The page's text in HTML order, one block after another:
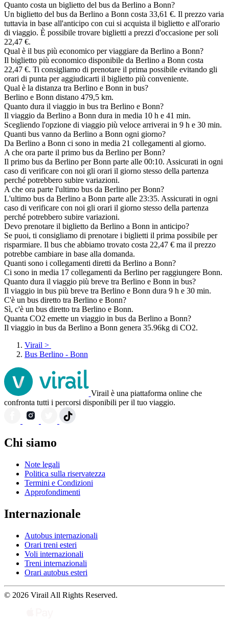
Quanto costa un biglietto del bus da Berlino a Bonn?
Un biglietto del bus da Berlino a Bonn costa 33,61 €. Il prezzo varia
tuttavia in base all'anticipo con cui si acquista il biglietto e all'orario
di viaggio. È possibile trovare biglietti a prezzi d'occasione per soli
22,47 €.
Qual è il bus più economico per viaggiare da Berlino a Bonn?
Il biglietto più economico disponibile da Berlino a Bonn costa
22,47 €. Ti consigliamo di prenotare il prima possibile evitando gli
orari di punta per aggiudicarti il biglietto più conveniente.
Qual è la distanza tra Berlino e Bonn in bus?
Berlino e Bonn distano 479,5 km.
Quanto dura il viaggio in bus tra Berlino e Bonn?
Il viaggio da Berlino a Bonn dura in media 10 h e 41 min.
Scegliendo l'opzione di viaggio più veloce arriverai in 9 h e 30 min.
Quanti bus vanno da Berlino a Bonn ogni giorno?
Da Berlino a Bonn ci sono in media 21 collegamenti al giorno.
A che ora parte il primo bus da Berlino per Bonn?
Il primo bus da Berlino per Bonn parte alle 00:10. Assicurati in ogni
caso di verificare con noi gli orari il giorno stesso della partenza
perché potrebbero subire variazioni.
A che ora parte l'ultimo bus da Berlino per Bonn?
L'ultimo bus da Berlino a Bonn parte alle 23:35. Assicurati in ogni
caso di verificare con noi gli orari il giorno stesso della partenza
perché potrebbero subire variazioni.
Devo prenotare il biglietto da Berlino a Bonn in anticipo?
Se puoi, ti consigliamo di prenotare i biglietti il prima possibile per
risparmiare. Il bus che abbiamo trovato costa 22,47 € ma il prezzo
potrebbe cambiare in base alla domanda.
Quanti sono i collegamenti diretti da Berlino a Bonn?
Ci sono in media 17 collegamenti da Berlino per raggiungere Bonn.
Quanto dura il viaggio più breve tra Berlino e Bonn in bus?
Il viaggio in bus più breve tra Berlino e Bonn dura 9 h e 30 min.
C'è un bus diretto tra Berlino e Bonn?
Sì, c'è un bus diretto tra Berlino e Bonn.
Quanta CO2 emette un viaggio in bus da Berlino a Bonn?
Il viaggio in bus da Berlino a Bonn genera 35.96kg di CO2.
Virail >
Bus Berlino - Bonn
Virail è una piattaforma online che
confronta tutti i percorsi disponibili per il tuo viaggio.
Chi siamo
Note legali
Politica sulla riservatezza
Termini e Condizioni
Approfondimenti
Internazionale
Autobus internazionali
Orari treni esteri
Voli internazionali
Treni internazionali
Orari autobus esteri
© 2026 Virail All Rights Reserved.